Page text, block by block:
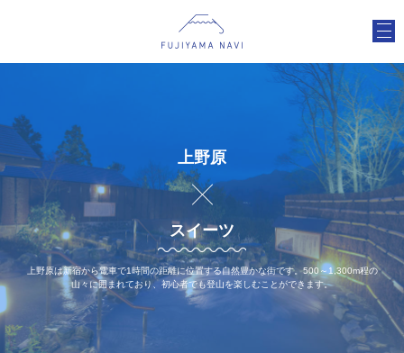
上野原
スイーツ
上野原は新宿から電車で1時間の距離に位置する自然豊かな街です。500～1,300m程の
山々に囲まれており、初心者でも登山を楽しむことができます。